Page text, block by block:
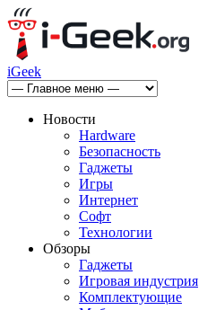
iGeek
Новости
Hardware
Безопасность
Гаджеты
Игры
Интернет
Софт
Технологии
Обзоры
Гаджеты
Игровая индустрия
Комплектующие